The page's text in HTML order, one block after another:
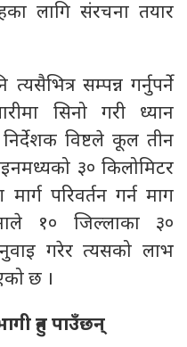
लागि संरचना तयार
सम्पन्न गर्नुपर्ने
सिनो गरी ध्यान
निर्देशक विष्टले कूल तीन
३० किलोमिटर
परिवर्तन गर्न माग
१० जिल्लाका ३०
गरेर त्यसको लाभ
छ ।
हुन पाउँछन्